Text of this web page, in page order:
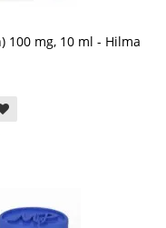
100 mg, 10 ml - Hilma